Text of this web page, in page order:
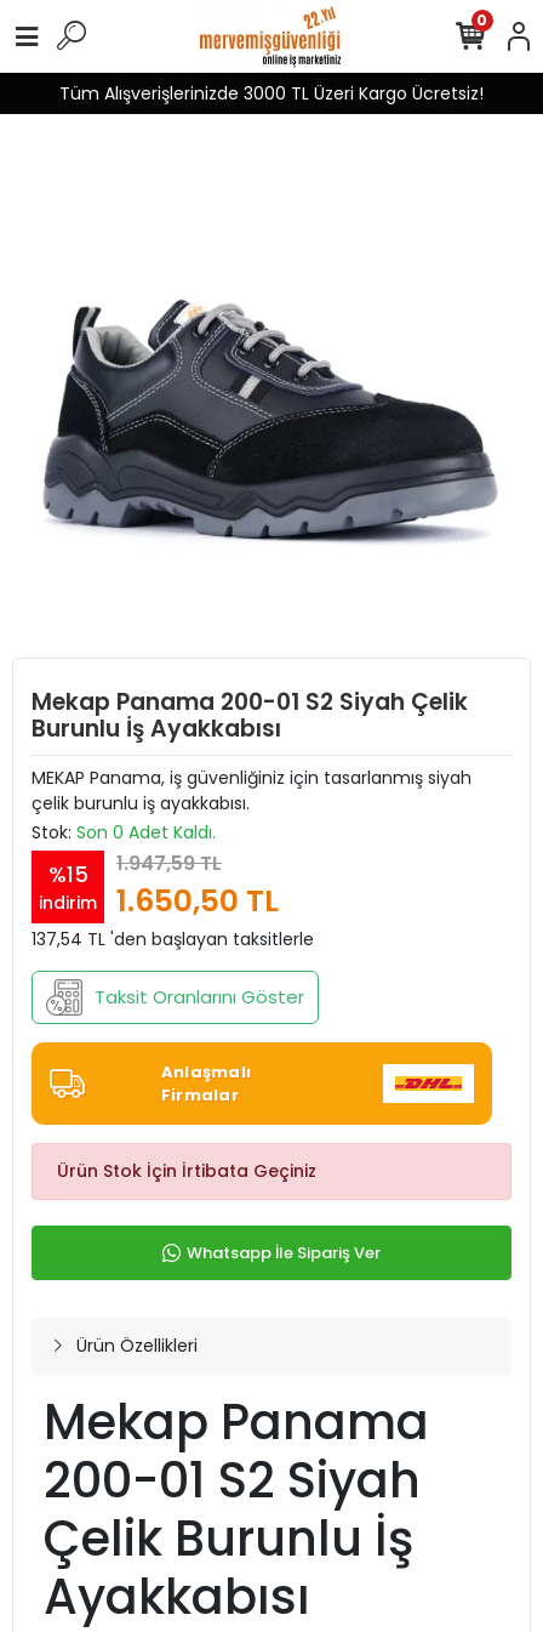
Tüm Alışverişlerinizde 3000 TL Üzeri Kargo Ücretsiz!
0
Mekap Panama 200-01 S2 Siyah Çelik
Burunlu İş Ayakkabısı
MEKAP Panama, iş güvenliğiniz için tasarlanmış siyah
çelik burunlu iş ayakkabısı.
Stok: Son 0 Adet Kaldı.
%15
indirim
1.947,59 TL
1.650,50 TL
137,54 TL 'den başlayan taksitlerle
Taksit Oranlarını Göster
Anlaşmalı
Firmalar
Ürün Stok İçin İrtibata Geçiniz
Whatsapp İle Sipariş Ver
Ürün Özellikleri
Mekap Panama
200-01 S2 Siyah
Çelik Burunlu İş
Ayakkabısı